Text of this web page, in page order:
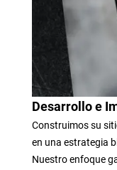
Desarrollo e
Construimos su
en una estrategia
Nuestro enfoque